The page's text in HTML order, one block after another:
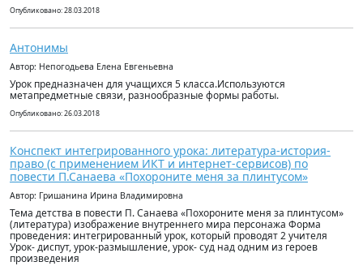
Опубликовано: 28.03.2018
Антонимы
Автор: Непогодьева Елена Евгеньевна
Урок предназначен для учащихся 5 класса.Используются
метапредметные связи, разнообразные формы работы.
Опубликовано: 26.03.2018
Конспект интегрированного урока: литература-история-
право (с применением ИКТ и интернет-сервисов) по
повести П.Санаева «Похороните меня за плинтусом»
Автор: Гришанина Ирина Владимировна
Тема детства в повести П. Санаева «Похороните меня за плинтусом»
(литература) изображение внутреннего мира персонажа Форма
проведения: интегрированный урок, который проводят 2 учителя
Урок- диспут, урок-размышление, урок- суд над одним из героев
произведения